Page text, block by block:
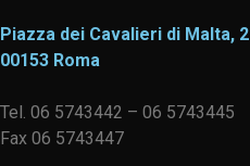
Piazza dei Cavalieri di Malta, 2
00153 Roma
Tel. 06 5743442 – 06 5743445
Fax 06 5743447